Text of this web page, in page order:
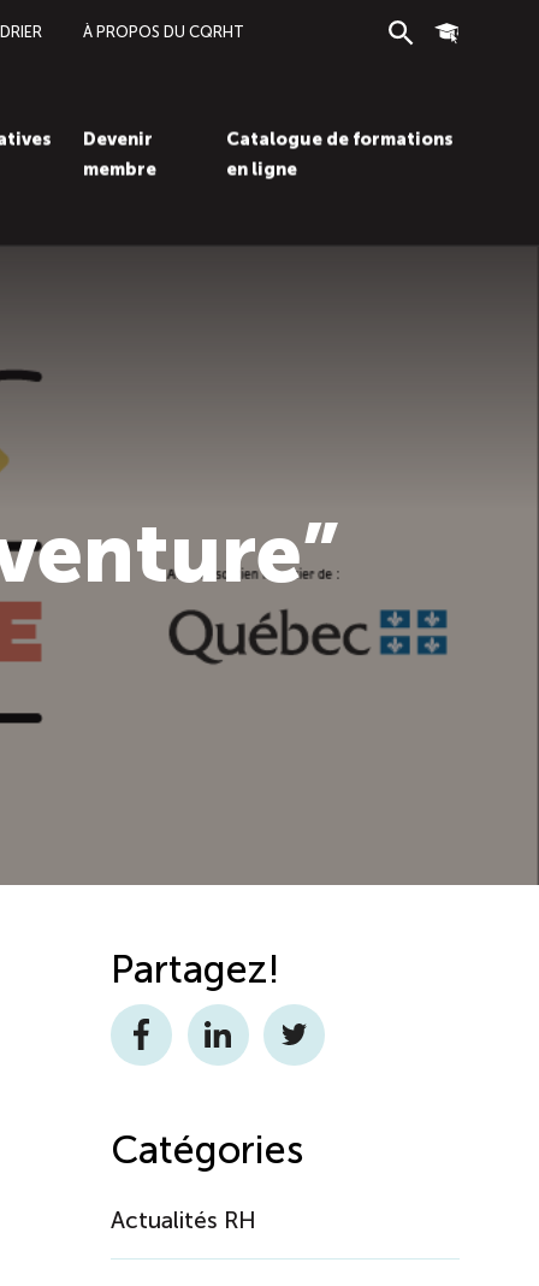
À PROPOS DU CQRHT
Devenir
membre
Catalogue de formations
en ligne
Partagez!
FacebookLinkedInTwitter
Catégories
Actualités RH